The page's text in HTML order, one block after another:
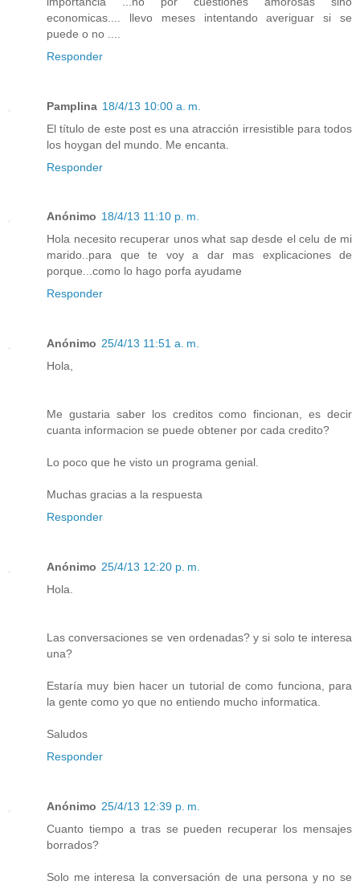
economicas.... llevo meses intentando averiguar si se
puede o no ....
Responder
Pamplina 18/4/13 10:00 a. m.
El título de este post es una atracción irresistible para todos
los hoygan del mundo. Me encanta.
Responder
Anónimo 18/4/13 11:10 p. m.
Hola necesito recuperar unos what sap desde el celu de mi
marido..para que te voy a dar mas explicaciones de
porque...como lo hago porfa ayudame
Responder
Anónimo 25/4/13 11:51 a. m.
Hola,
Me gustaria saber los creditos como fincionan, es decir
cuanta informacion se puede obtener por cada credito?
Lo poco que he visto un programa genial.
Muchas gracias a la respuesta
Responder
Anónimo 25/4/13 12:20 p. m.
Hola.
Las conversaciones se ven ordenadas? y si solo te interesa
una?
Estaría muy bien hacer un tutorial de como funciona, para
la gente como yo que no entiendo mucho informatica.
Saludos
Responder
Anónimo 25/4/13 12:39 p. m.
Cuanto tiempo a tras se pueden recuperar los mensajes
borrados?
Solo me interesa la conversación de una persona y no se